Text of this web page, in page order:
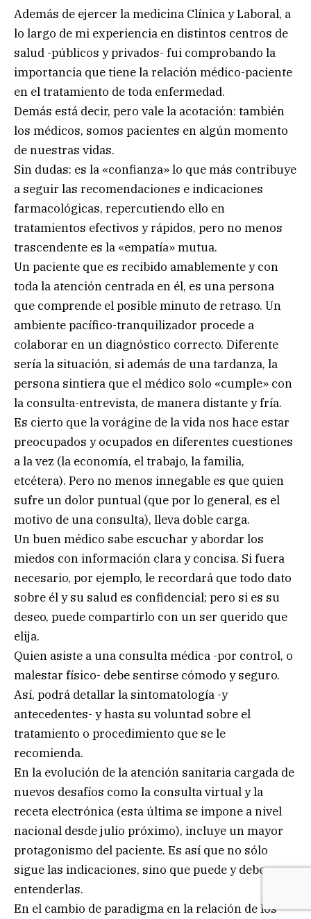
Además de ejercer la medicina Clínica y Laboral, a
lo largo de mi experiencia en distintos centros de
salud -públicos y privados- fui comprobando la
importancia que tiene la relación médico-paciente
en el tratamiento de toda enfermedad.
Demás está decir, pero vale la acotación: también
los médicos, somos pacientes en algún momento
de nuestras vidas.
Sin dudas: es la «confianza» lo que más contribuye
a seguir las recomendaciones e indicaciones
farmacológicas, repercutiendo ello en
tratamientos efectivos y rápidos, pero no menos
trascendente es la «empatía» mutua.
Un paciente que es recibido amablemente y con
toda la atención centrada en él, es una persona
que comprende el posible minuto de retraso. Un
ambiente pacífico-tranquilizador procede a
colaborar en un diagnóstico correcto. Diferente
sería la situación, si además de una tardanza, la
persona sintiera que el médico solo «cumple» con
la consulta-entrevista, de manera distante y fría.
Es cierto que la vorágine de la vida nos hace estar
preocupados y ocupados en diferentes cuestiones
a la vez (la economía, el trabajo, la familia,
etcétera). Pero no menos innegable es que quien
sufre un dolor puntual (que por lo general, es el
motivo de una consulta), lleva doble carga.
Un buen médico sabe escuchar y abordar los
miedos con información clara y concisa. Si fuera
necesario, por ejemplo, le recordará que todo dato
sobre él y su salud es confidencial; pero si es su
deseo, puede compartirlo con un ser querido que
elija.
Quien asiste a una consulta médica -por control, o
malestar físico- debe sentirse cómodo y seguro.
Así, podrá detallar la sintomatología -y
antecedentes- y hasta su voluntad sobre el
tratamiento o procedimiento que se le
recomienda.
En la evolución de la atención sanitaria cargada de
nuevos desafíos como la consulta virtual y la
receta electrónica (esta última se impone a nivel
nacional desde julio próximo), incluye un mayor
protagonismo del paciente. Es así que no sólo
sigue las indicaciones, sino que puede y debe
entenderlas.
En el cambio de paradigma en la relación de los